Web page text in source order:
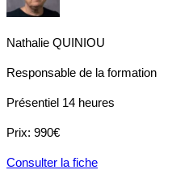
Nathalie QUINIOU
Responsable de la formation
Présentiel 14 heures
Prix: 990€
Consulter la fiche